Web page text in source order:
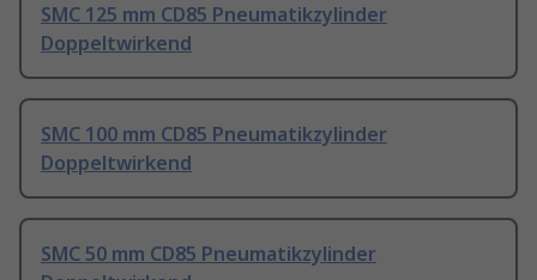
SMC 125 mm CD85 Pneumatikzylinder
Doppeltwirkend
SMC 100 mm CD85 Pneumatikzylinder
Doppeltwirkend
SMC 50 mm CD85 Pneumatikzylinder